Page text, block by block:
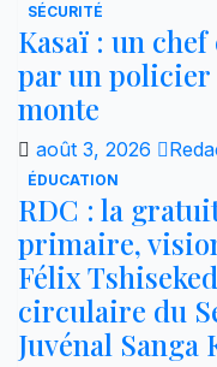
SÉCURITÉ
Kasaï : un
par un policier
monte
août 3, 2026
ÉDUCATION
RDC : la
primaire,
Félix
circulaire du
Juvénal Sanga